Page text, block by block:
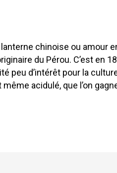
chinoise ou amour
du Pérou. C’est en
peu d’intérêt pour la
acidulé, que l’on